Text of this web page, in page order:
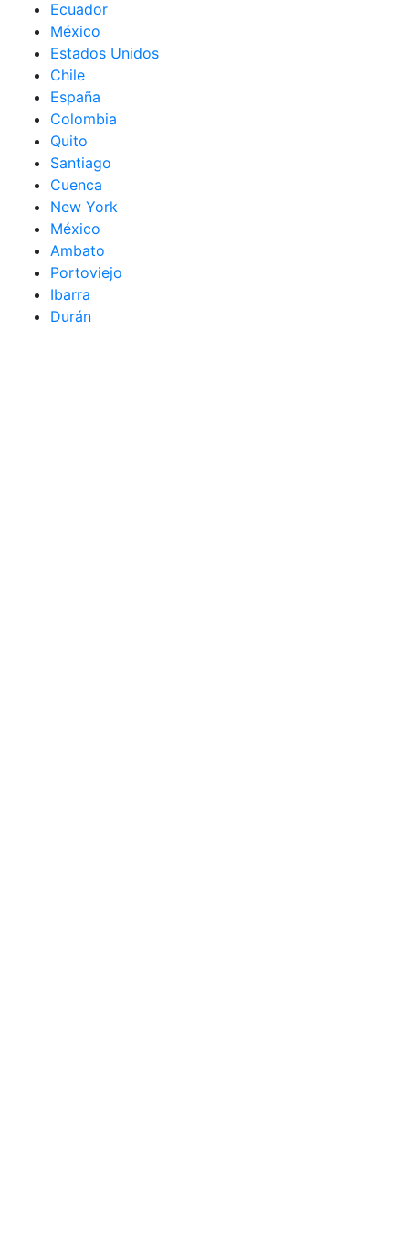
Ecuador
México
Estados Unidos
Chile
España
Colombia
Quito
Santiago
Cuenca
New York
México
Ambato
Portoviejo
Ibarra
Durán